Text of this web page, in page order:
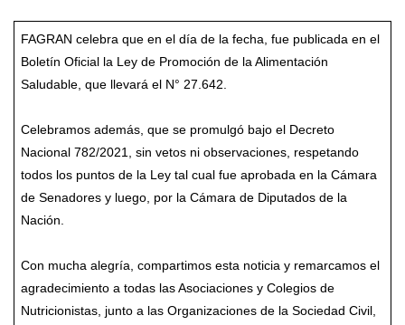
FAGRAN celebra que en el día de la fecha, fue publicada en el
Boletín Oficial la Ley de Promoción de la Alimentación
Saludable, que llevará el N° 27.642.
Celebramos además, que se promulgó bajo el Decreto
Nacional 782/2021, sin vetos ni observaciones, respetando
todos los puntos de la Ley tal cual fue aprobada en la Cámara
de Senadores y luego, por la Cámara de Diputados de la
Nación.
Con mucha alegría, compartimos esta noticia y remarcamos el
agradecimiento a todas las Asociaciones y Colegios de
Nutricionistas, junto a las Organizaciones de la Sociedad Civil,